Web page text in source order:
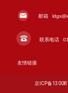
邮箱
联系电话
友情链接
京ICP备